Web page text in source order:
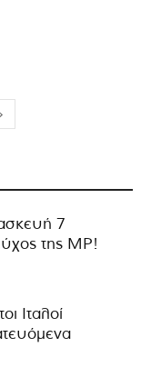
7
της MP!
Ιταλοί